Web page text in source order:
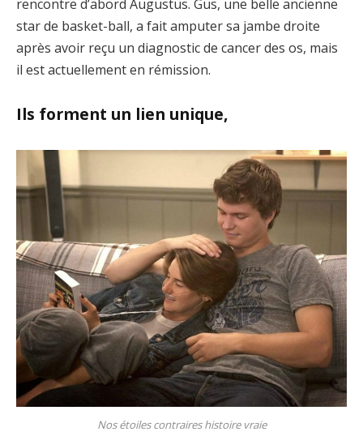
rencontre d’abord Augustus. Gus, une belle ancienne
star de basket-ball, a fait amputer sa jambe droite
après avoir reçu un diagnostic de cancer des os, mais
il est actuellement en rémission.
Ils forment un lien unique,
Nos étoiles contraires histoire vraie